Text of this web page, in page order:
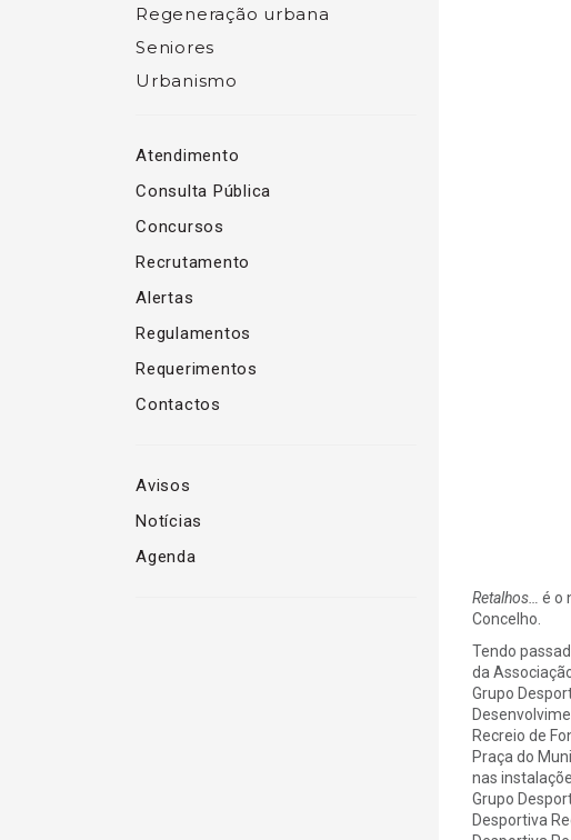
Regeneração urbana
Seniores
Urbanismo
Atendimento
Consulta Pública
Concursos
Recrutamento
Alertas
Regulamentos
Requerimentos
Contactos
Avisos
Notícias
Agenda
Retalhos…
é o
Concelho.
Tendo
da
Grupo
Recreio de
Praça do
nas
Grupo
Desportiva